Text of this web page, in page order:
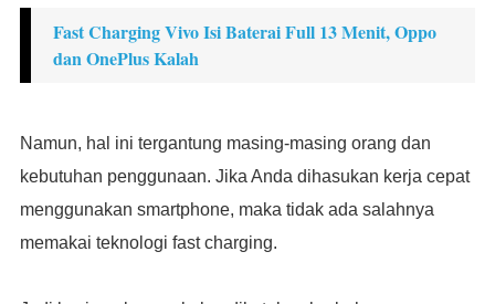
Fast Charging Vivo Isi Baterai Full 13 Menit, Oppo
dan OnePlus Kalah
Namun, hal ini tergantung masing-masing orang dan
kebutuhan penggunaan. Jika Anda dihasukan kerja cepat
menggunakan smartphone, maka tidak ada salahnya
memakai teknologi fast charging.